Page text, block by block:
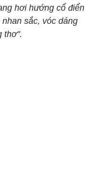
hơi hướng cổ điển
sắc, vóc dáng
thơ".